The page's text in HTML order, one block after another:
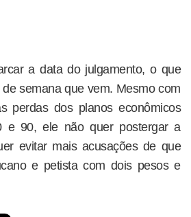
a data do julgamento, o que
semana que vem. Mesmo com
perdas dos planos econômicos
e 90, ele não quer postergar a
evitar mais acusações de que
e petista com dois pesos e